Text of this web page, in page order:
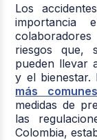
Los
riesgos que,
pueden llevar
y el bienestar.
más
medidas de
las
Colombia,